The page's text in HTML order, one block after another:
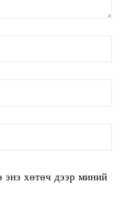
энэ хөтөч дээр миний